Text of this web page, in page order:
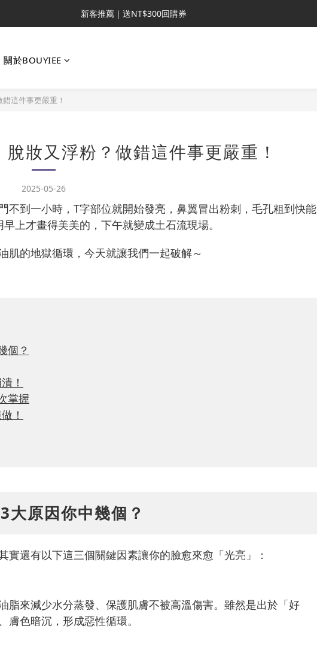
新客推薦｜送NT$300回購券
新客推薦｜送NT$300回購券
關於BOUYIEE
這件事更嚴重！
妝又浮粉？做錯這件事更嚴重！
2025-05-26
不到一小時，T字部位就開始發亮，鼻翼冒出粉刺，毛孔粗到快能
上才畫得美美的，下午就變成土石流現場。
肌的地獄循環，今天就讓我們一起破解～
個？
！
掌握
！
大原因你中幾個？
還有以下這三個關鍵因素讓你的臉愈來愈「光亮」：
脂來減少水分蒸發、保護肌膚不被高溫傷害。雖然是出於「好
色暗沉，形成惡性循環。